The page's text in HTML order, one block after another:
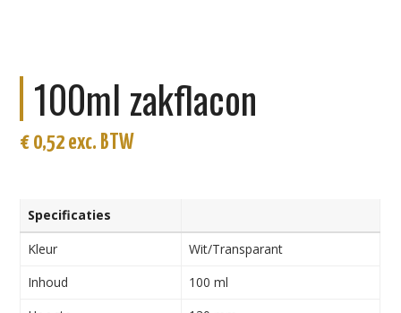
100ml zakflacon
€ 0,52 exc. BTW
Specificaties
Kleur
Wit/Transparant
Inhoud
100 ml